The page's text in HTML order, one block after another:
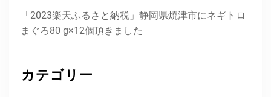
「2023楽天ふるさと納税」静岡県焼津市にネギトロ
まぐろ80 g×12個頂きました
カテゴリー